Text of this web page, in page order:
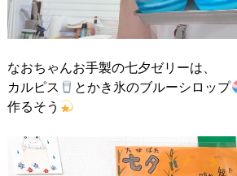
なおちゃんお手製の七夕ゼリーは、
カルピス
とかき氷のブルーシロップ
作るそう